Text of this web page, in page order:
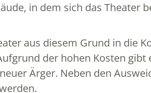
in dem sich das
aus diesem Grund in die
der hohen Kosten
Ärger. Neben den